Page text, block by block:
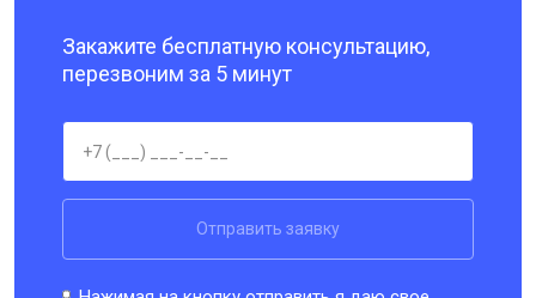
Закажите бесплатную консультацию,
перезвоним за 5 минут
Отправить заявку